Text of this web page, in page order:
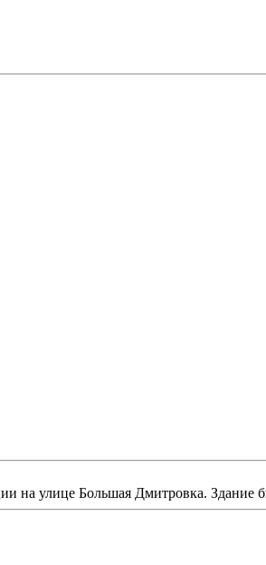
на улице Большая Дмитровка. Здание